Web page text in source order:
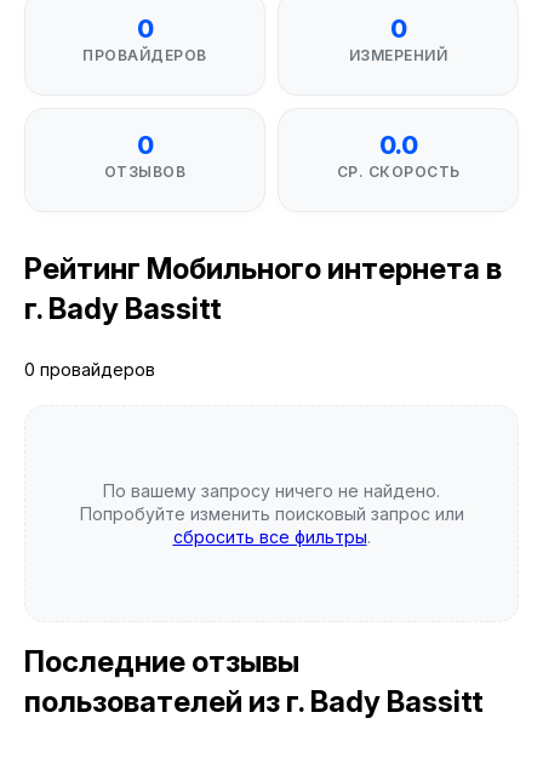
0
ПРОВАЙДЕРОВ
0
ИЗМЕРЕНИЙ
0
ОТЗЫВОВ
0.0
СР. СКОРОСТЬ
Рейтинг Мобильного интернета в
г. Bady Bassitt
0 провайдеров
По вашему запросу ничего не найдено.
Попробуйте изменить поисковый запрос или
сбросить все фильтры.
Последние отзывы
пользователей из г. Bady Bassitt